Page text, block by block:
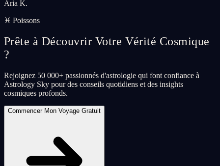
Aria K.
♓ Poissons
Prête à Découvrir Votre Vérité Cosmique
?
Rejoignez 50 000+ passionnés d'astrologie qui font confiance à
Astrology Sky pour des conseils quotidiens et des insights
cosmiques profonds.
Commencer Mon Voyage Gratuit